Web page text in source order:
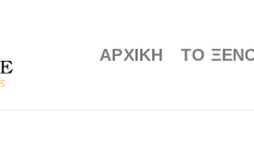
ΑΡΧΙΚΉ ΤΟ